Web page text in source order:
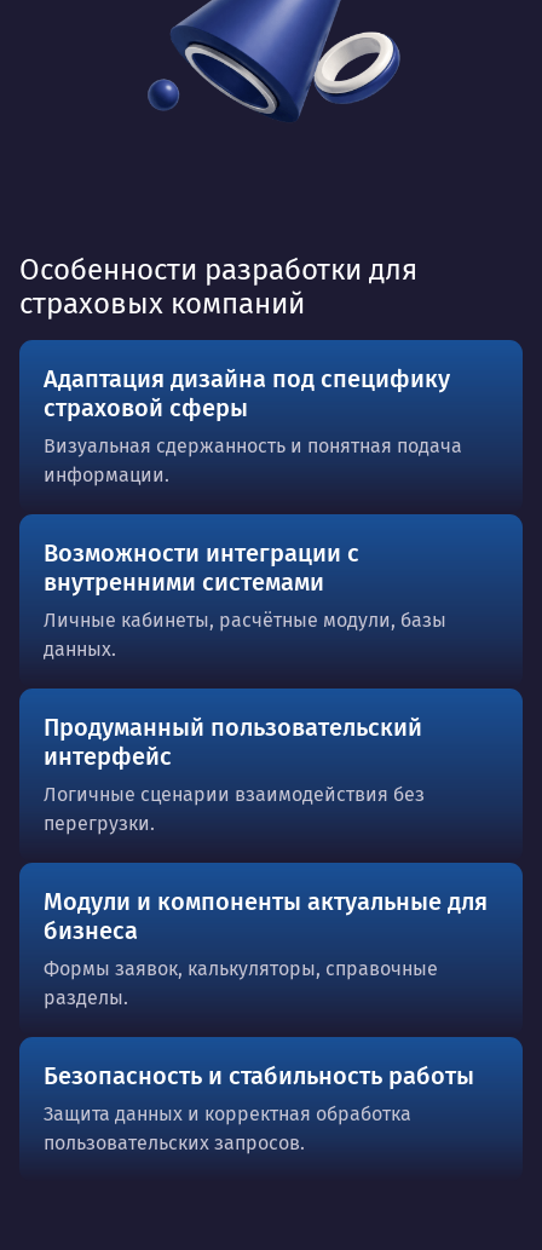
Особенности разработки для
страховых компаний
Адаптация дизайна под специфику
страховой сферы
Визуальная сдержанность и понятная подача
информации.
Возможности интеграции с
внутренними системами
Личные кабинеты, расчётные модули, базы
данных.
Продуманный пользовательский
интерфейс
Логичные сценарии взаимодействия без
перегрузки.
Модули и компоненты актуальные для
бизнеса
Формы заявок, калькуляторы, справочные
разделы.
Безопасность и стабильность работы
Защита данных и корректная обработка
пользовательских запросов.